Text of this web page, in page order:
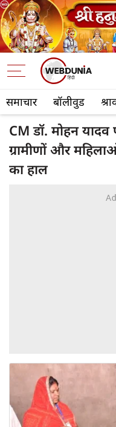
समाचार बॉलीवुड
CM डॉ. मोहन
ग्रामीणों और
का हाल